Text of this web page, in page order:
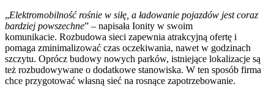
„Elektromobilność rośnie w siłę, a ładowanie pojazdów jest coraz
bardziej powszechne” – napisała Ionity w swoim
komunikacie. Rozbudowa sieci zapewnia atrakcyjną ofertę i
pomaga zminimalizować czas oczekiwania, nawet w godzinach
szczytu. Oprócz budowy nowych parków, istniejące lokalizacje są
też rozbudowywane o dodatkowe stanowiska. W ten sposób firma
chce przygotować własną sieć na rosnące zapotrzebowanie.